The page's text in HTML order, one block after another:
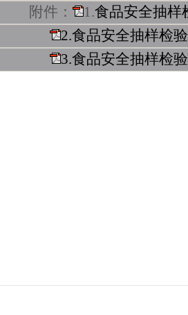
附件： 1.食品安全抽样
2.食品安全抽样检
3.食品安全抽样检